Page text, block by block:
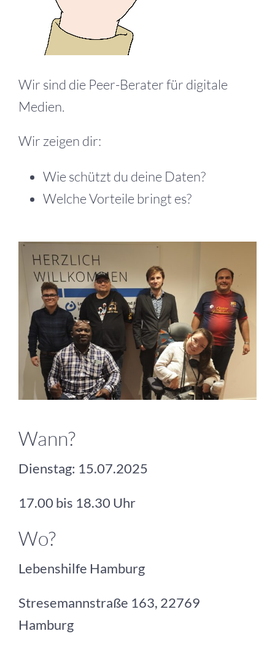
Wir sind die Peer-Berater für digitale
Medien.
Wir zeigen dir:
Wie schützt du deine Daten?
Welche Vorteile bringt es?
Wann?
Dienstag: 15.07.2025
17.00 bis 18.30 Uhr
Wo?
Lebenshilfe Hamburg
Stresemannstraße 163, 22769
Hamburg